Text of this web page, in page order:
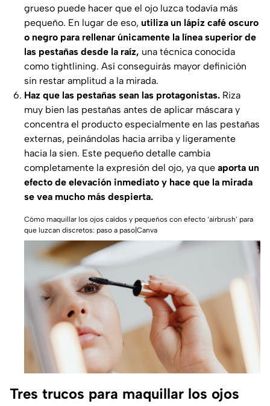
grueso puede hacer que el ojo luzca todavía más
pequeño. En lugar de eso, utiliza un lápiz café oscuro
o negro para rellenar únicamente la línea superior de
las pestañas desde la raíz, una técnica conocida
como tightlining. Así conseguirás mayor definición
sin restar amplitud a la mirada.
Haz que las pestañas sean las protagonistas. Riza
muy bien las pestañas antes de aplicar máscara y
concentra el producto especialmente en las pestañas
externas, peinándolas hacia arriba y ligeramente
hacia la sien. Este pequeño detalle cambia
completamente la expresión del ojo, ya que aporta un
efecto de elevación inmediato y hace que la mirada
se vea mucho más despierta.
Cómo maquillar los ojos caídos y pequeños con efecto ‘airbrush’ para
que luzcan discretos: paso a paso|Canva
Tres trucos para maquillar los ojos